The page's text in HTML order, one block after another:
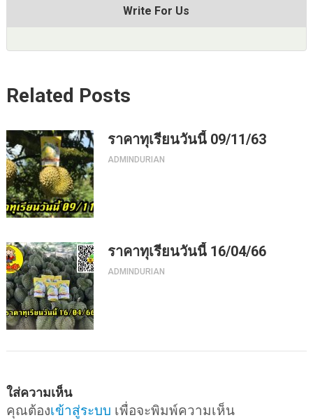
Write For Us
Related Posts
ราคาทุเรียนวันนี้ 09/11/63
ADMINDURIAN
ราคาทุเรียนวันนี้ 16/04/66
ADMINDURIAN
ใส่ความเห็น
คุณต้องเข้าสู่ระบบ เพื่อจะพิมพ์ความเห็น